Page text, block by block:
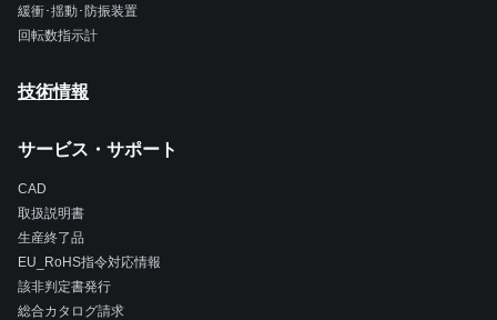
緩衝･揺動･防振装置
回転数指示計
技術情報
サービス・サポート
CAD
取扱説明書
生産終了品
EU_RoHS指令対応情報
該非判定書発行
総合カタログ請求